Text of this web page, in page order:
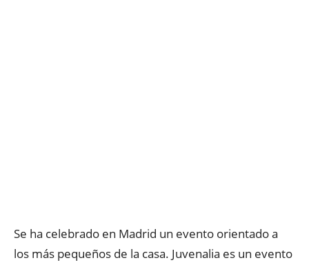
Se ha celebrado en Madrid un evento orientado a
los más pequeños de la casa. Juvenalia es un evento